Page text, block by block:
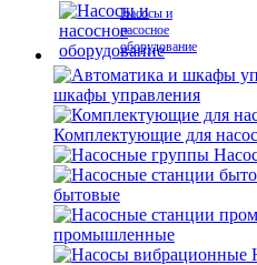
Насосы и
насосное
оборудование
шкафы управления
Комплектующие для
бытовые
промышленные